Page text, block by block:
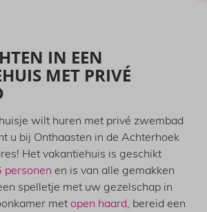
IN EEN
MET PRIVÉ
wilt huren met privé zwembad
u bij Onthaasten in de Achterhoek
Het vakantiehuis is geschikt
personen en is van alle gemakken
spelletje met uw gezelschap in
metopen haard, bereid een